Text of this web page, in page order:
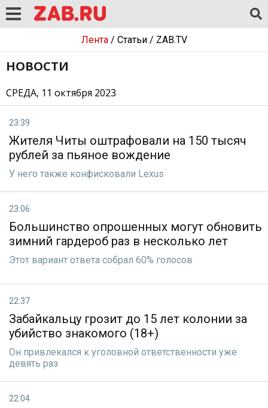
Лента/ Статьи/ ZAB.TV
НОВОСТИ
СРЕДА, 11 октября 2023
23:39
Жителя Читы оштрафовали на 150 тысяч
рублей за пьяное вождение
У него также конфисковали Lexus
23:06
Большинство опрошенных могут обновить
зимний гардероб раз в несколько лет
Этот вариант ответа собрал 60% голосов
22:37
Забайкальцу грозит до 15 лет колонии за
убийство знакомого (18+)
Он привлекался к уголовной ответственности уже
девять раз
22:04